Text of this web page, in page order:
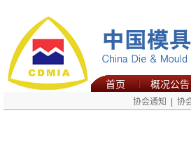
首页 概况公告
协会通知 协